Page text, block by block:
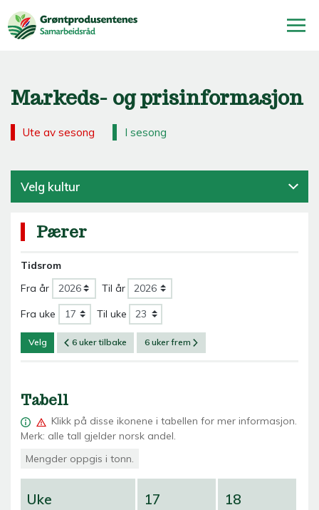
Markeds- og prisinformasjon
Ute av sesong I sesong
Velg kultur
Pærer
Tidsrom
Fra år
Til år
Fra uke Til uke
Velg 6 uker tilbake 6 uker frem
Tabell
Klikk på disse ikonene i tabellen for mer informasjon.
Merk: alle tall gjelder norsk andel.
Mengder oppgis i tonn.
Uke 17 18